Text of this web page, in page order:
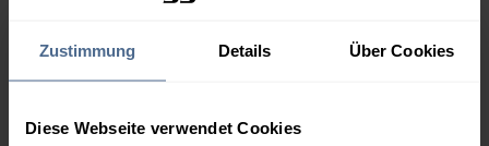
Zustimmung Details Über Cookies
Diese Webseite verwendet Cookies153,14 €